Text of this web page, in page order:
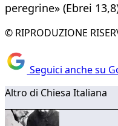
peregrine» (Ebrei
© RIPRODUZIONE
Seguici anche su
Altro di Chiesa Italiana